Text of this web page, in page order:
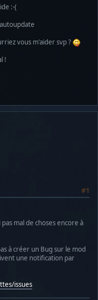
:-(
vous m'aider svp ?
!
#1
mal de choses encore à
à créer un Bug sur le mod
une notification par
issues